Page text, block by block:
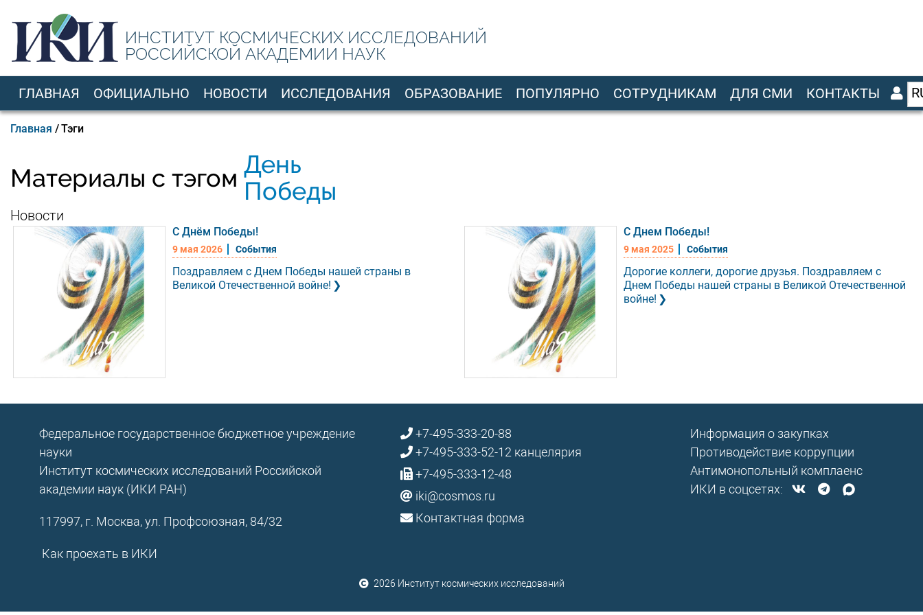
основному
содержанию
ИНСТИТУТ КОСМИЧЕСКИХ ИССЛЕДОВАНИЙ
РОССИЙСКОЙ АКАДЕМИИ НАУК
ГЛАВНАЯ ОФИЦИАЛЬНО НОВОСТИ ИССЛЕДОВАНИЯ ОБРАЗОВАНИЕ ПОПУЛЯРНО СОТРУДНИКАМ ДЛЯ СМИ КОНТАКТЫ
Строка
Главная Тэги
Материалы с тэгом День
Победы
Новости
С Днём Победы!
9 мая 2026 События
Поздравляем с Днем Победы нашей страны в
Великой Отечественной войне!
С Днем Победы!
9 мая 2025 События
Дорогие коллеги, дорогие друзья. Поздравляем с
Днем Победы нашей страны в Великой Отечественной
войне!
Федеральное государственное бюджетное учреждение
науки
Институт космических исследований Российской
академии наук (ИКИ РАН)
117997, г. Москва, ул. Профсоюзная, 84/32
Как проехать в ИКИ
+7-495-333-20-88
+7-495-333-52-12 канцелярия
+7-495-333-12-48
iki@cosmos.ru
Контактная форма
Информация о закупках
Противодействие коррупции
Антимонопольный комплаенс
ИКИ в соцсетях:
2026 Институт космических исследований